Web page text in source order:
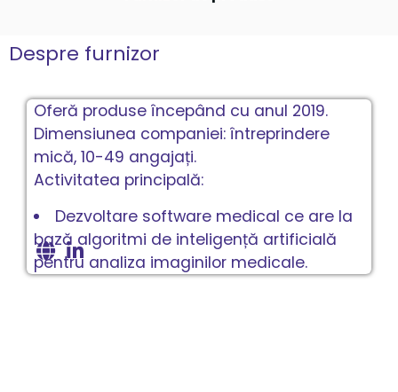
Despre furnizor
Oferă produse începând cu anul 2019.
Dimensiunea companiei: întreprindere
mică, 10-49 angajați.
Activitatea principală:
Dezvoltare software medical ce are la
bază algoritmi de inteligență artificială
pentru analiza imaginilor medicale.